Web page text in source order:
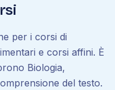
per i corsi di
e corsi affini. È
Biologia,
del testo.